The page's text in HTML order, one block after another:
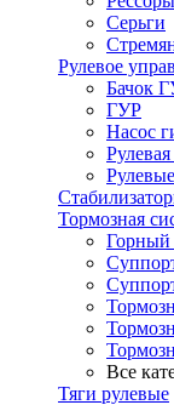
Серьги
Рулевое
Бачок
ГУР
Насос
Тормозная
Горный
Все
Тяги рулевые